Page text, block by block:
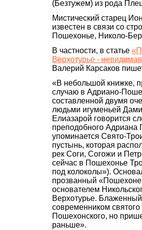
(Безтужем) из рода
Мистический старец
известен в связи со
Пошехонье, Николо-
В частности, в статье
Верхотурье -
Валерий Карсаков
«В небольшой книжке,
случаю в Адриано-
составленной двумя
людьми игуменьей
Елиазарой говорится
преподобного Адриана
упоминается Свято-
пустынь, которая
рек Соги, Согожи и
сейчас в Пошехонье
под колоколы»).
прозванный
основателем
Верхотурье.
современником
Пошехонского, но
раньше».